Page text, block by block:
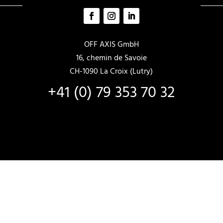
OFF AXIS GmbH
16, chemin de Savoie
CH-1090 La Croix (Lutry)
+41 (0) 79 353 70 32